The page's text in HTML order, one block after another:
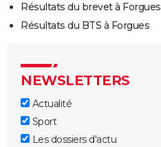
Résultats du brevet à Forgues
Résultats du BTS à Forgues
NEWSLETTERS
Actualité
Sport
Les dossiers d'actu